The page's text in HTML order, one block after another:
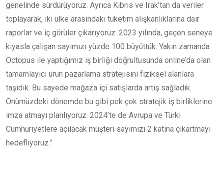
genelinde sürdürüyoruz. Ayrıca Kıbrıs ve Irak’tan da veriler
toplayarak, iki ülke arasındaki tüketim alışkanlıklarına dair
raporlar ve iç görüler çıkarıyoruz. 2023 yılında, geçen seneye
kıyasla çalışan sayımızı yüzde 100 büyüttük. Yakın zamanda
Octopus ile yaptığımız iş birliği doğrultusunda online’da olan
tamamlayıcı ürün pazarlama stratejisini fiziksel alanlara
taşıdık. Bu sayede mağaza içi satışlarda artış sağladık.
Önümüzdeki dönemde bu gibi pek çok stratejik iş birliklerine
imza atmayı planlıyoruz. 2024’te de Avrupa ve Türki
Cumhuriyetlere açılacak müşteri sayımızı 2 katına çıkartmayı
hedefliyoruz.”